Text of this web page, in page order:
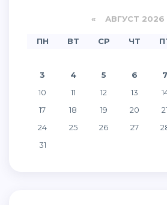
«АВГУСТ
ПН ВТ СР ЧТ
3
4 5 6 7
10
11 12 13
17
18 19 20 21
24
25 26 27
31